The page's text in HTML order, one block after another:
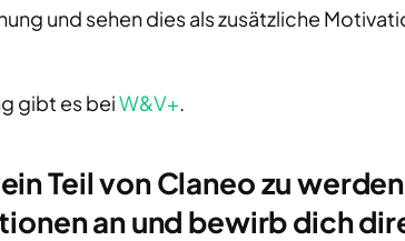
und sehen dies als zusätzliche
gibt es beiW&V+.
Teil von Claneo zu
an und bewirb dich